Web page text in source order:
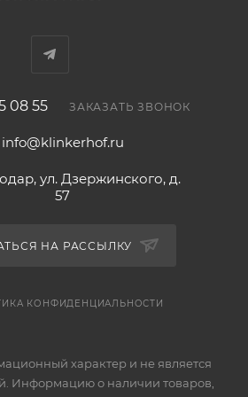
08 55 ЗАКАЗАТЬ ЗВОНОК
info@klinkerhof.ru
ул. Дзержинского, д.
57
НА РАССЫЛКУ
КОНФИДЕНЦИАЛЬНОСТИ
характер и не является
Информацию о наличии товаров,